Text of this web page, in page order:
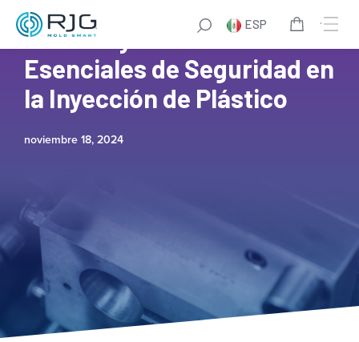
ESP
Normas y Prácticas
Esenciales de Seguridad en
la Inyección de Plástico
noviembre 18, 2024